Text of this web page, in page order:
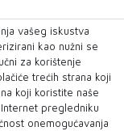
KONCERTU:
raspoloženje i
vašeg iskustva
kao nužni se
za korištenje
trećih strana koji
koji koristite naše
pregledniku
onemogućavanja